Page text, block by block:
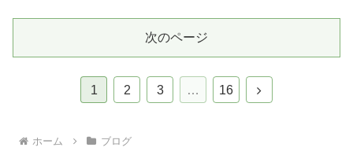
次のページ
1 2 3 … 16
次
ホーム ブログ